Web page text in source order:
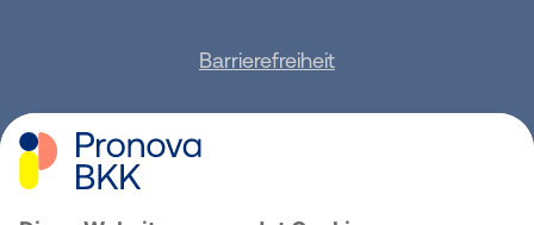
Barrierefreiheit